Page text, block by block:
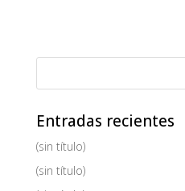
Entradas recientes
(sin título)
(sin título)